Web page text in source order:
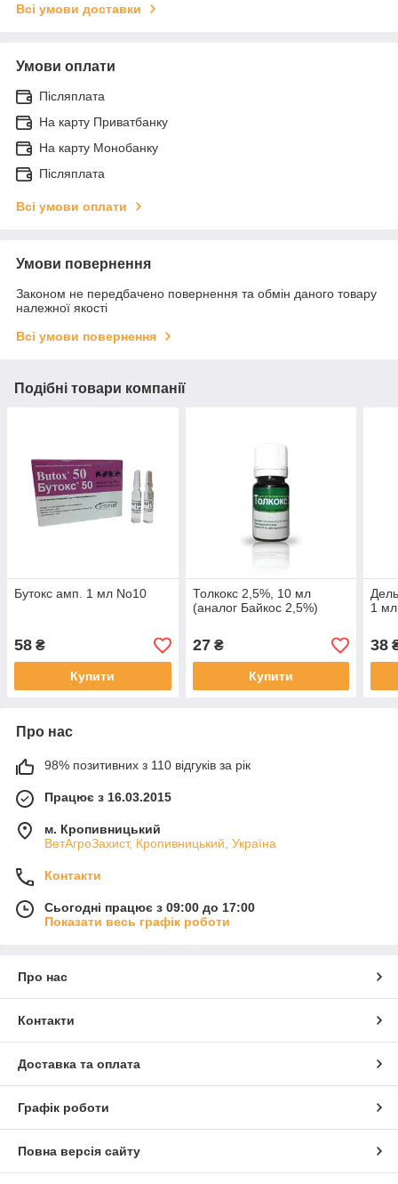
Всі умови доставки
Умови оплати
Післяплата
На карту Приватбанку
На карту Монобанку
Післяплата
Всі умови оплати
Умови повернення
Законом не передбачено повернення та обмін даного товару
належної якості
Всі умови повернення
Подібні товари компанії
Бутокс амп. 1 мл No10
58 ₴
Купити
Толкокс 2,5%, 10 мл
(аналог Байкос 2,5%)
27₴
Купити
1 мл
38
Про нас
98% позитивних з 110 відгуків за рік
Працює з 16.03.2015
м. Кропивницький
ВетАгроЗахист, Кропивницький, Україна
Контакти
Сьогодні працює з 09:00 до 17:00
Показати весь графік роботи
Про нас
Контакти
Доставка та оплата
Графік роботи
Повна версія сайту